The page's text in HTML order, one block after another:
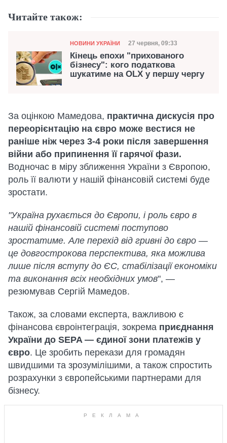
Читайте також:
Категорія
НОВИНИ УКРАЇНИ Дата публікації
27 червня, 09:33
Кінець епохи "прихованого
бізнесу": кого податкова
шукатиме на OLX у першу чергу
За оцінкою Мамедова, практична дискусія про
переорієнтацію на євро може вестися не
раніше ніж через 3-4 роки після завершення
війни або припинення її гарячої фази.
Водночас в міру зближення України з Європою,
роль її валюти у нашій фінансовій системі буде
зростати.
"Україна рухається до Європи, і роль євро в
нашій фінансовій системі поступово
зростатиме. Але перехід від гривні до євро —
це довгострокова перспектива, яка можлива
лише після вступу до ЄС, стабілізації економіки
та виконання всіх необхідних умов", —
резюмував Сергій Мамедов.
Також, за словами експерта, важливою є
фінансова євроінтеграція, зокрема приєднання
України до SEPA — єдиної зони платежів у
євро. Це зробить перекази для громадян
швидшими та зрозумілішими, а також спростить
розрахунки з європейськими партнерами для
бізнесу.